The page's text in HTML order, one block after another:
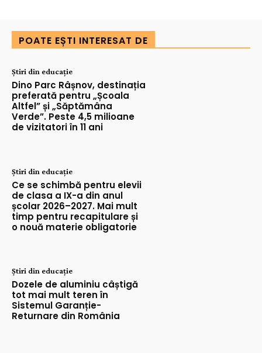
POATE EȘTI INTERESAT DE
Știri din educație
Dino Parc Râșnov, destinația
preferată pentru „Școala
Altfel” și „Săptămâna
Verde”. Peste 4,5 milioane
de vizitatori în 11 ani
Știri din educație
Ce se schimbă pentru elevii
de clasa a IX-a din anul
școlar 2026–2027. Mai mult
timp pentru recapitulare și
o nouă materie obligatorie
Știri din educație
Dozele de aluminiu câștigă
tot mai mult teren în
Sistemul Garanție-
Returnare din România